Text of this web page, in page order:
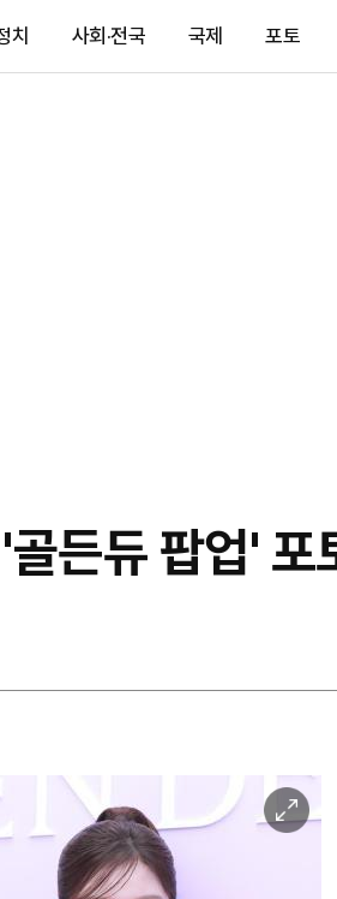
치 사회·전국 국제 포토
든듀 팝업' 포
이
미